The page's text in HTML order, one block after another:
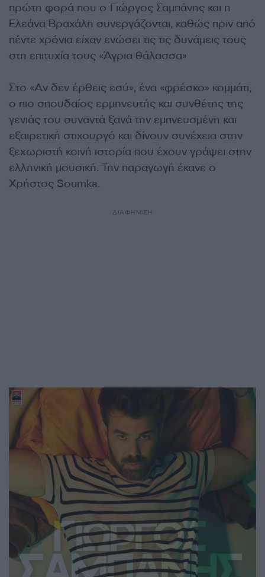
πρώτη φορά που ο Γιώργος Σαμπάνης και η
Ελεάνα Βραχάλη συνεργάζονται, καθώς πριν από
πέντε χρόνια είχαν ενώσει τις τις δυνάμεις τους
στη επιτυχία τους «Άγρια θάλασσα»
Στο «Αν δεν έρθεις εσύ», ένα «φρέσκο» κομμάτι,
ο πιο σπουδαίος ερμηνευτής και συνθέτης της
γενιάς του συναντά ξανά την εμπνευσμένη και
εξαιρετική στιχουργό και δίνουν συνέχεια στην
ξεχωριστή κοινή ιστορία που έχουν γράψει στην
ελληνική μουσική. Την παραγωγή έκανε ο
Χρήστος Soumka.
ΔΙΑΦΗΜΙΣΗ